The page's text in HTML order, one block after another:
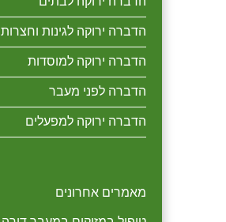
הדברה ירוקה לגינות וחצרות
הדברה ירוקה למוסדות
הדברה לפני מעבר
הדברה ירוקה למפעלים
מאמרים אחרונים